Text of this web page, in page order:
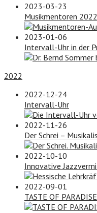
2023-03-23
Musikmentoren
2023-01-06
Intervall-Uhr in der
2022
2022-12-24
Intervall-Uhr
2022-11-26
Der Schrei –
2022-10-10
Innovative
2022-09-01
TASTE OF